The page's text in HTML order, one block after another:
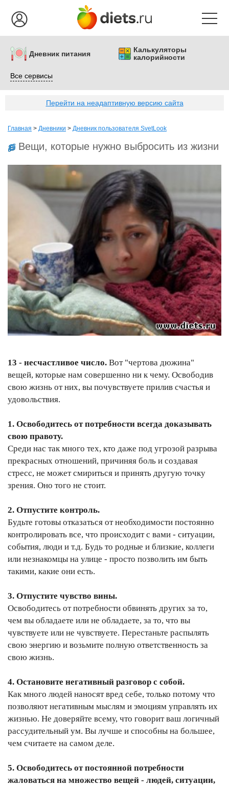
Дневник питания
Калькуляторы
калорийности
Все сервисы
Перейти на неадаптивную версию сайта
Главная > Дневники > Дневник пользователя SvetLook
Вещи, которые нужно выбросить из жизни
13 - несчастливое число. Вот "чертова дюжина"
вещей, которые нам совершенно ни к чему. Освободив
свою жизнь от них, вы почувствуете прилив счастья и
удовольствия.
1. Освободитесь от потребности всегда доказывать
свою правоту.
Среди нас так много тех, кто даже под угрозой разрыва
прекрасных отношений, причиняя боль и создавая
стресс, не может смириться и принять другую точку
зрения. Оно того не стоит.
2. Отпустите контроль.
Будьте готовы отказаться от необходимости постоянно
контролировать все, что происходит с вами - ситуации,
события, люди и т.д. Будь то родные и близкие, коллеги
или незнакомцы на улице - просто позволить им быть
такими, какие они есть.
3. Отпустите чувство вины.
Освободитесь от потребности обвинять других за то,
чем вы обладаете или не обладаете, за то, что вы
чувствуете или не чувствуете. Перестаньте распылять
свою энергию и возьмите полную ответственность за
свою жизнь.
4. Остановите негативный разговор с собой.
Как много людей наносят вред себе, только потому что
позволяют негативным мыслям и эмоциям управлять их
жизнью. Не доверяйте всему, что говорит ваш логичный
рассудительный ум. Вы лучше и способны на большее,
чем считаете на самом деле.
5. Освободитесь от постоянной потребности
жаловаться на множество вещей - людей, ситуации,